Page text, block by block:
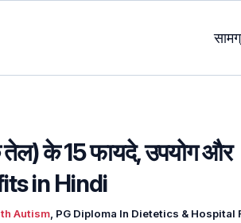
के 15 फायदे, उपयोग और
in Hindi
Autism , PG Diploma In Dietetics & Hospital